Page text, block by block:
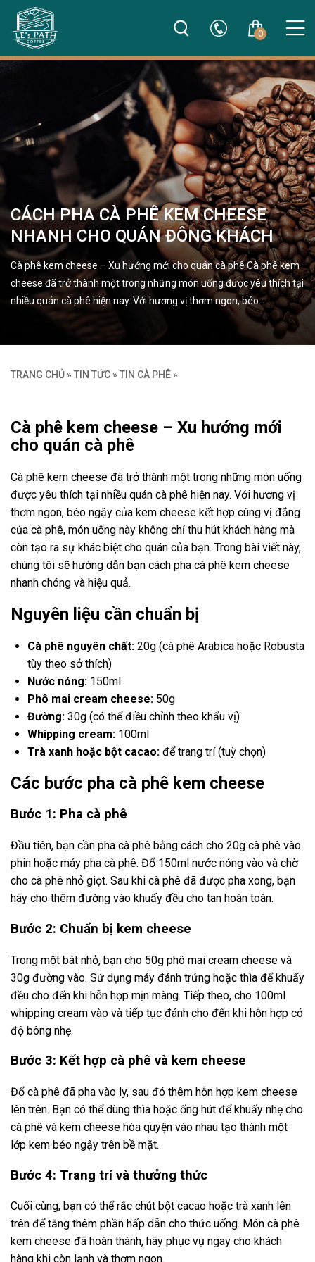
0
CÁCH PHA CÀ PHÊ KEM CHEESE
NHANH CHO QUÁN ĐÔNG KHÁCH
Cà phê kem cheese – Xu hướng mới cho quán cà phê Cà phê kem
cheese đã trở thành một trong những món uống được yêu thích tại
nhiều quán cà phê hiện nay. Với hương vị thơm ngon, béo…
TRANG CHỦ » TIN TỨC » TIN CÀ PHÊ »
Cà phê kem cheese – Xu hướng mới
cho quán cà phê
Cà phê kem cheese đã trở thành một trong những món uống
được yêu thích tại nhiều quán cà phê hiện nay. Với hương vị
thơm ngon, béo ngậy của kem cheese kết hợp cùng vị đắng
của cà phê, món uống này không chỉ thu hút khách hàng mà
còn tạo ra sự khác biệt cho quán của bạn. Trong bài viết này,
chúng tôi sẽ hướng dẫn bạn cách pha cà phê kem cheese
nhanh chóng và hiệu quả.
Nguyên liệu cần chuẩn bị
Cà phê nguyên chất: 20g (cà phê Arabica hoặc Robusta
tùy theo sở thích)
Nước nóng: 150ml
Phô mai cream cheese: 50g
Đường: 30g (có thể điều chỉnh theo khẩu vị)
Whipping cream: 100ml
Trà xanh hoặc bột cacao: để trang trí (tuỳ chọn)
Các bước pha cà phê kem cheese
Bước 1: Pha cà phê
Đầu tiên, bạn cần pha cà phê bằng cách cho 20g cà phê vào
phin hoặc máy pha cà phê. Đổ 150ml nước nóng vào và chờ
cho cà phê nhỏ giọt. Sau khi cà phê đã được pha xong, bạn
hãy cho thêm đường vào khuấy đều cho tan hoàn toàn.
Bước 2: Chuẩn bị kem cheese
Trong một bát nhỏ, bạn cho 50g phô mai cream cheese và
30g đường vào. Sử dụng máy đánh trứng hoặc thìa để khuấy
đều cho đến khi hỗn hợp mịn màng. Tiếp theo, cho 100ml
whipping cream vào và tiếp tục đánh cho đến khi hỗn hợp có
độ bông nhẹ.
Bước 3: Kết hợp cà phê và kem cheese
Đổ cà phê đã pha vào ly, sau đó thêm hỗn hợp kem cheese
lên trên. Bạn có thể dùng thìa hoặc ống hút để khuấy nhẹ cho
cà phê và kem cheese hòa quyện vào nhau tạo thành một
lớp kem béo ngậy trên bề mặt.
Bước 4: Trang trí và thưởng thức
Cuối cùng, bạn có thể rắc chút bột cacao hoặc trà xanh lên
trên để tăng thêm phần hấp dẫn cho thức uống. Món cà phê
kem cheese đã hoàn thành, hãy phục vụ ngay cho khách
hàng khi còn lạnh và thơm ngon.